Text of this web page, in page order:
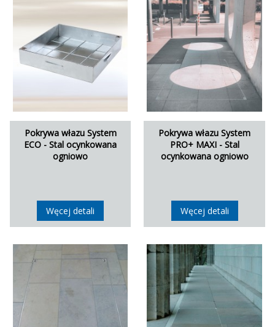
Pokrywa włazu System
ECO - Stal ocynkowana
ogniowo
Węcej detali
Pokrywa włazu System
PRO+ MAXI - Stal
ocynkowana ogniowo
Węcej detali